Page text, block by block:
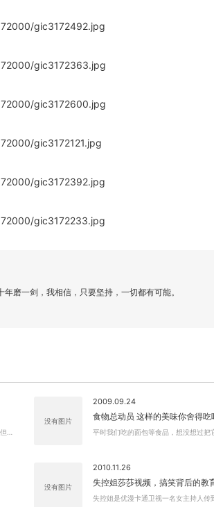
磨一剑，我相信，只要坚持，一切都有可能。
…
没有图片
2009.09.24
食物总动员 这样的美味你舍得吃
平时我们吃的面包等食品，想没想过把
没有图片
2010.11.26
失控姐莎莎视频，搞笑背后的教
失控姐是优漫卡通卫视一名女主持人传